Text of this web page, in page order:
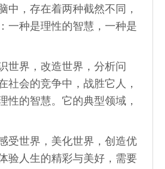
，存在着两种截然不同，
一种是理性的智慧，一种是
界，改造世界，分析问
社会的竞争中，战胜它人，
性的智慧。它的典型领域，
世界，美化世界，创造优
验人生的精彩与美好，需要